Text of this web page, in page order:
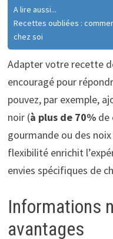
A lire aussi...
Recettes oubliées :
chez soi
Adapter votre recette
encouragé pour
pouvez, par exemple,
noir (à plus de 70%de
gourmande ou des
flexibilité enrichit
envies spécifiques de
Informations
avantages